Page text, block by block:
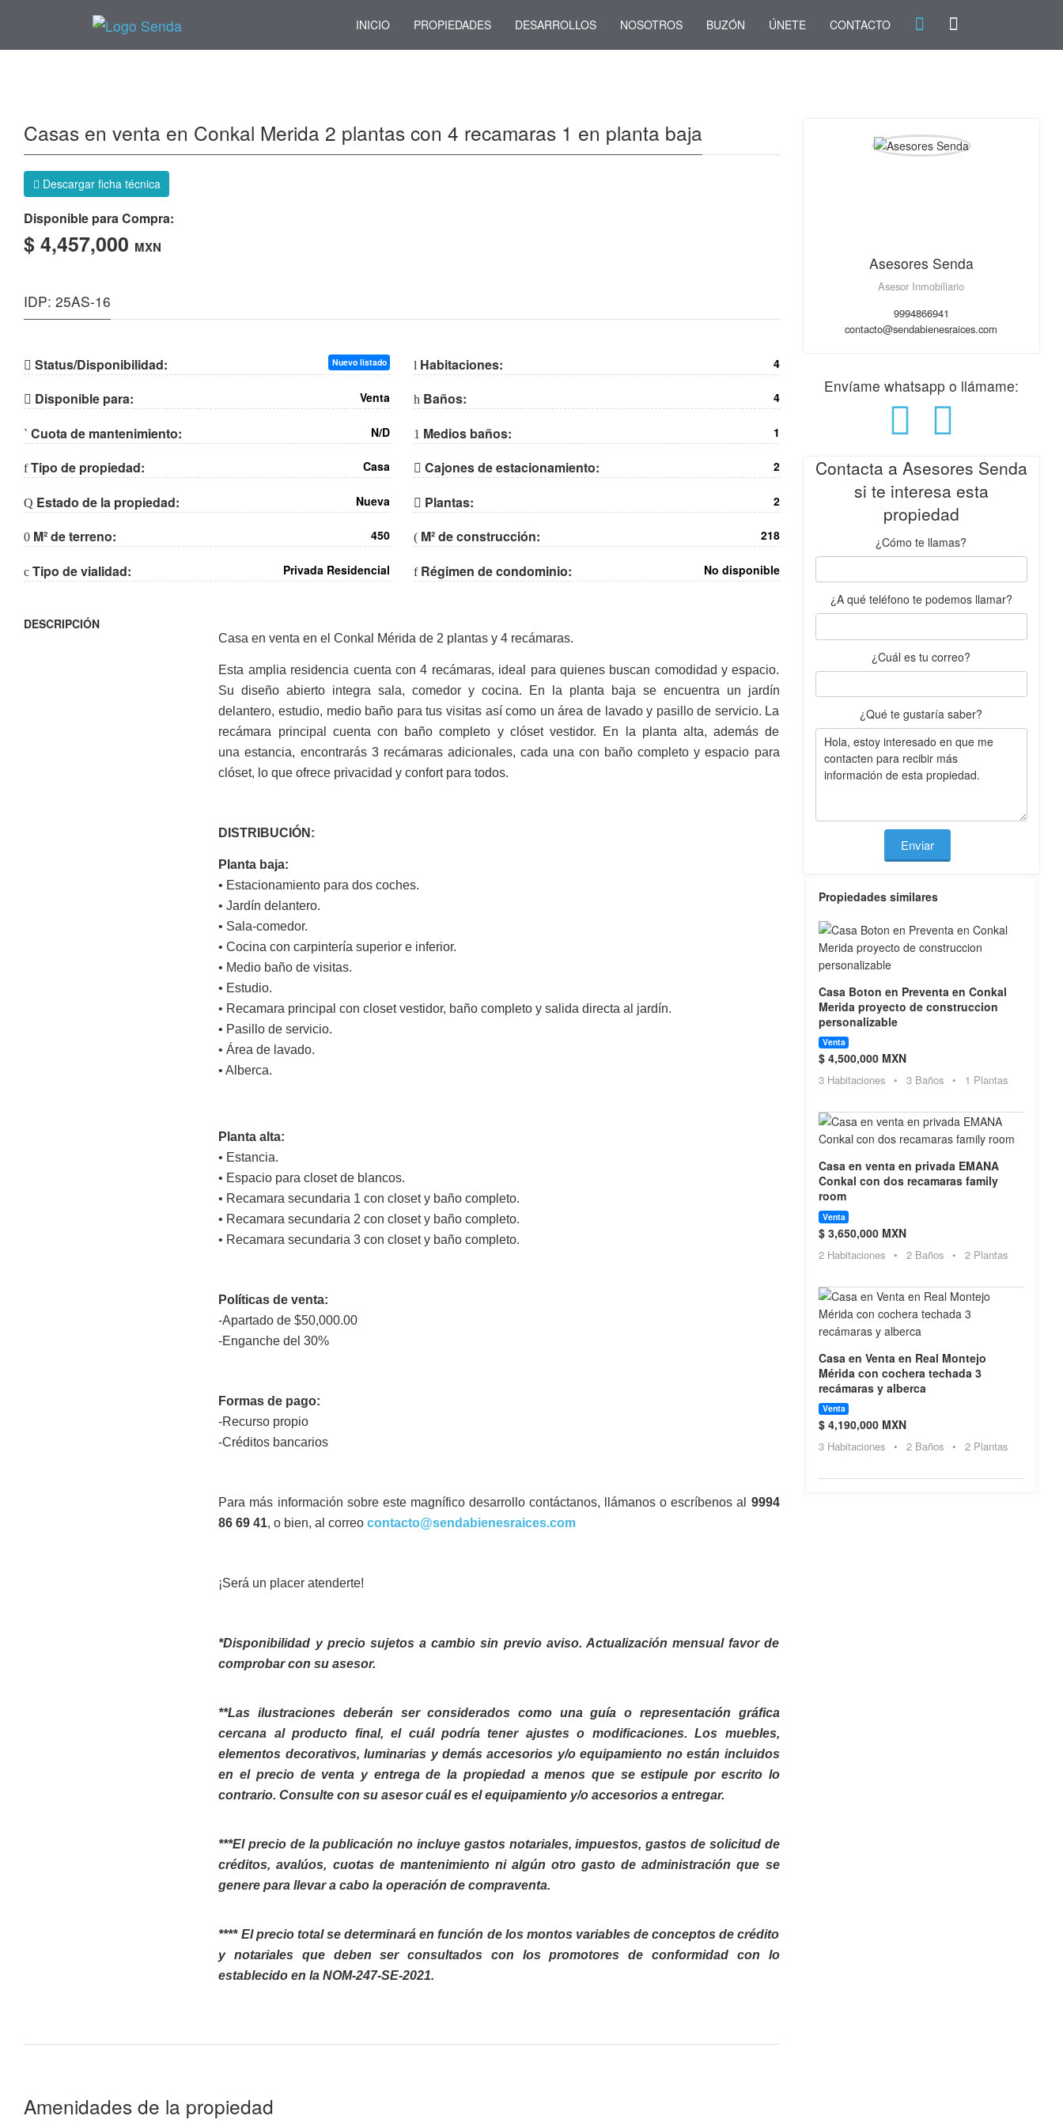
INICIO PROPIEDADES DESARROLLOS NOSOTROS BUZÓN ÚNETE CONTACTO
Casas en venta en Conkal Merida 2 plantas con 4 recamaras 1 en planta baja
Descargar ficha técnica
Disponible para Compra:
$ 4,457,000 MXN
IDP: 25AS-16
Status/Disponibilidad: Nuevo listado
Disponible para: Venta
Cuota de mantenimiento: N/D
Tipo de propiedad: Casa
Estado de la propiedad: Nueva
M² de terreno: 450
Tipo de vialidad: Privada Residencial
Habitaciones: 4
Baños: 4
Medios baños: 1
Cajones de estacionamiento: 2
Plantas: 2
M² de construcción: 218
Régimen de condominio: No disponible
DESCRIPCIÓN
Casa en venta en el Conkal Mérida de 2 plantas y 4 recámaras.
Esta amplia residencia cuenta con 4 recámaras, ideal para quienes buscan comodidad y espacio.
Su diseño abierto integra sala, comedor y cocina. En la planta baja se encuentra un jardín
delantero, estudio, medio baño para tus visitas así como un área de lavado y pasillo de servicio. La
recámara principal cuenta con baño completo y clóset vestidor. En la planta alta, además de
una estancia, encontrarás 3 recámaras adicionales, cada una con baño completo y espacio para
clóset, lo que ofrece privacidad y confort para todos.
DISTRIBUCIÓN:
Planta baja:
• Estacionamiento para dos coches.
• Jardín delantero.
• Sala-comedor.
• Cocina con carpintería superior e inferior.
• Medio baño de visitas.
• Estudio.
• Recamara principal con closet vestidor, baño completo y salida directa al jardín.
• Pasillo de servicio.
• Área de lavado.
• Alberca.
Planta alta:
• Estancia.
• Espacio para closet de blancos.
• Recamara secundaria 1 con closet y baño completo.
• Recamara secundaria 2 con closet y baño completo.
• Recamara secundaria 3 con closet y baño completo.
Políticas de venta:
-Apartado de $50,000.00
-Enganche del 30%
Formas de pago:
-Recurso propio
-Créditos bancarios
Para más información sobre este magnífico desarrollo contáctanos, llámanos o escríbenos al 9994
86 69 41, o bien, al correocontacto@sendabienesraices.com
¡Será un placer atenderte!
*Disponibilidad y precio sujetos a cambio sin previo aviso. Actualización mensual favor de
comprobar con su asesor.
**Las ilustraciones deberán ser considerados como una guía o representación gráfica
cercana al producto final, el cuál podría tener ajustes o modificaciones. Los muebles,
elementos decorativos, luminarias y demás accesorios y/o equipamiento no están incluidos
en el precio de venta y entrega de la propiedad a menos que se estipule por escrito lo
contrario. Consulte con su asesor cuál es el equipamiento y/o accesorios a entregar.
***El precio de la publicación no incluye gastos notariales, impuestos, gastos de solicitud de
créditos, avalúos, cuotas de mantenimiento ni algún otro gasto de administración que se
genere para llevar a cabo la operación de compraventa.
**** El precio total se determinará en función de los montos variables de conceptos de crédito
y notariales que deben ser consultados con los promotores de conformidad con lo
establecido en la NOM-247-SE-2021.
Asesores Senda
Asesor Inmobiliario
9994866941
contacto@sendabienesraices.com
Envíame whatsapp o llámame:
Contacta a Asesores Senda
si te interesa esta
propiedad
¿Cómo te llamas?
¿A qué teléfono te podemos llamar?
¿Cuál es tu correo?
¿Qué te gustaría saber?
Enviar
Propiedades similares
Casa Boton en Preventa en Conkal
Merida proyecto de construccion
personalizable
Venta
$ 4,500,000 MXN
3 Habitaciones • 3 Baños • 1 Plantas
Casa en venta en privada EMANA
Conkal con dos recamaras family
room
Venta
$ 3,650,000 MXN
2 Habitaciones • 2 Baños • 2 Plantas
Casa en Venta en Real Montejo
Mérida con cochera techada 3
recámaras y alberca
Venta
$ 4,190,000 MXN
3 Habitaciones • 2 Baños • 2 Plantas
Amenidades de la propiedad